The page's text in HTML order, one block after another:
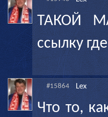
ТАКОЙ
ссылку
#15864 Lex
Что то,